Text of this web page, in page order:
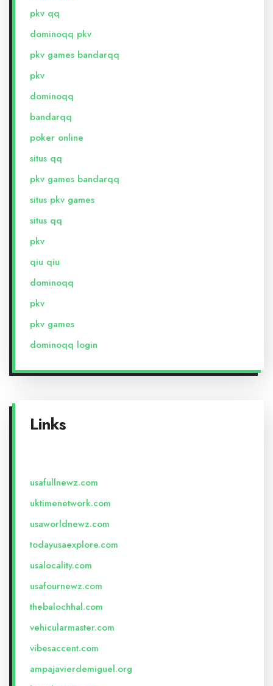
pkv qq
dominoqq pkv
pkv games bandarqq
pkv
dominoqq
bandarqq
poker online
situs qq
pkv games bandarqq
situs pkv games
situs qq
pkv
qiu qiu
dominoqq
pkv
pkv games
dominoqq login
Links
usafullnewz.com
uktimenetwork.com
usaworldnewz.com
todayusaexplore.com
usalocality.com
usafournewz.com
thebalochhal.com
vehicularmaster.com
vibesaccent.com
ampajavierdemiguel.org